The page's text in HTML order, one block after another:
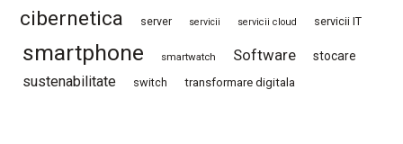
cibernetica
server servicii servicii cloud servicii IT
smartphone smartwatch Software stocare
sustenabilitate switch transformare digitala